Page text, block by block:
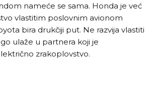
nameće se sama. Honda je već
vlastitim poslovnim avionom
bira drukčiji put. Ne razvija vlastiti
ulaže u partnera koji je
zrakoplovstvo.